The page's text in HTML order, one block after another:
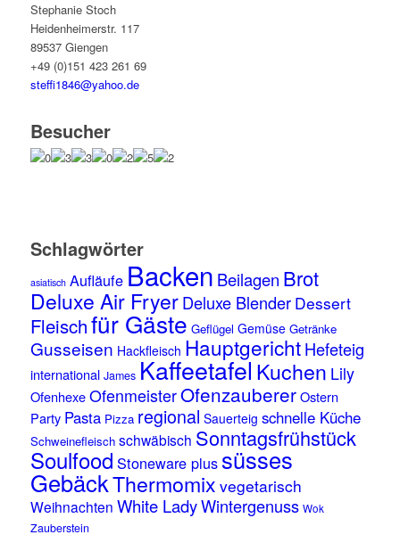
Stephanie Stoch
Heidenheimerstr. 117
89537 Giengen
+49 (0)151 423 261 69
steffi1846@yahoo.de
Besucher
Schlagwörter
asiatisch Aufläufe Backen Beilagen Brot
Deluxe Air Fryer Deluxe Blender Dessert
Fleischfür Gäste Geflügel Gemüse Getränke
Gusseisen Hackfleisch Hauptgericht Hefeteig
international James Kaffeetafel Kuchen Lily
Ofenhexe OfenmeisterOfenzauberer Ostern
Party Pasta Pizza regional Sauerteig schnelle Küche
Schweinefleisch schwäbisch Sonntagsfrühstück
Soulfood Stoneware plus süsses
GebäckThermomix vegetarisch
Weihnachten White LadyWintergenuss Wok
Zauberstein